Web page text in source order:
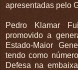
apresentadas pelo
Pedro Klamar
promovido a
Estado-Maior
tendo como
Defesa na